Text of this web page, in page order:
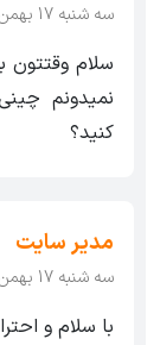
سه شنبه 17 بهمن 1402
سلام وقتتون
نمیدونم
کنید؟
مدیر سایت
سه شنبه 17 بهمن 1402
با سلام و